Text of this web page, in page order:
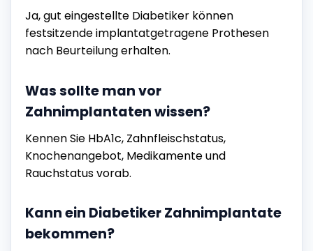
Ja, gut eingestellte Diabetiker können
festsitzende implantatgetragene Prothesen
nach Beurteilung erhalten.
Was sollte man vor
Zahnimplantaten wissen?
Kennen Sie HbA1c, Zahnfleischstatus,
Knochenangebot, Medikamente und
Rauchstatus vorab.
Kann ein Diabetiker Zahnimplantate
bekommen?